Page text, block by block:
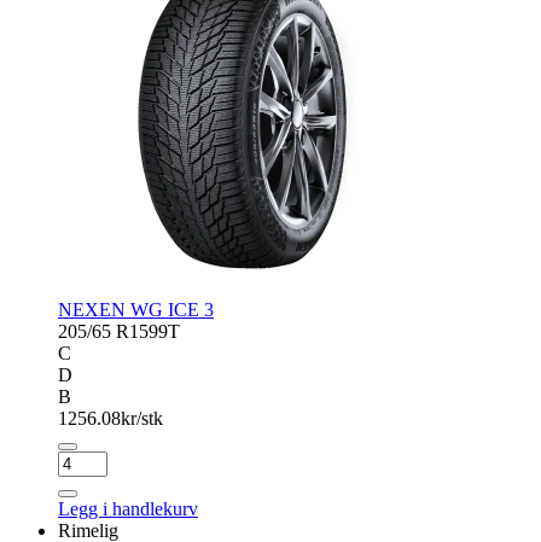
NEXEN WG ICE 3
205/65 R1599T
C
D
B
1256.08kr/stk
NEXEN
WG
ICE
3
Legg i handlekurv
Rimelig